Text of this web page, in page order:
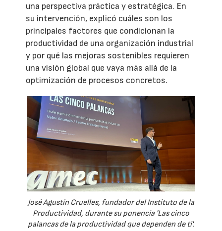
una perspectiva práctica y estratégica. En
su intervención, explicó cuáles son los
principales factores que condicionan la
productividad de una organización industrial
y por qué las mejoras sostenibles requieren
una visión global que vaya más allá de la
optimización de procesos concretos.
José Agustín Cruelles, fundador del Instituto de la
Productividad, durante su ponencia 'Las cinco
palancas de la productividad que dependen de ti'.